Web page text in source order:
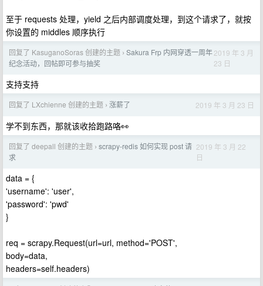
至于 requests 处理，yield 之后内部调度处理，到这个请求了，就按
你设置的 middles 顺序执行
回复了 KasuganoSoras 创建的主题 › Sakura Frp 内网穿透一周年
纪念活动，回帖即可参与抽奖
2019 年 3 月
23 日
支持支持
回复了 LXchienne 创建的主题 › 涨薪了 2019 年 3 月 23 日
学不到东西，那就该收拾跑路咯👀
回复了 deepall 创建的主题 › scrapy-redis 如何实现 post 请
求
2019 年 3 月 22
日
data = {
'username': 'user',
'password': 'pwd'
}
req = scrapy.Request(url=url, method='POST',
body=data,
headers=self.headers)